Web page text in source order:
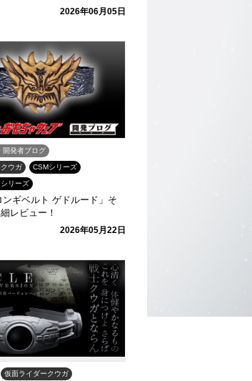
2026年06月05日
開発者ブログ
ウガ CSMシリーズ
リーズ
ンギベルト ゲドルード」そ
レビュー！
2026年05月22日
仮面ライダークウガ